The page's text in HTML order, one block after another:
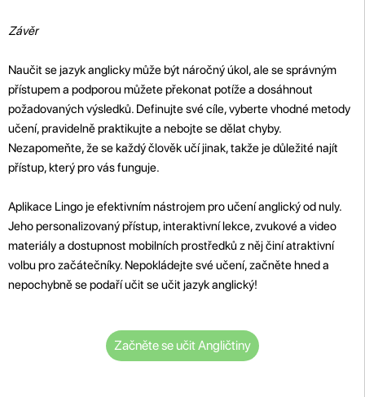
Závěr
Naučit se jazyk anglicky může být náročný úkol, ale se správným
přístupem a podporou můžete překonat potíže a dosáhnout
požadovaných výsledků. Definujte své cíle, vyberte vhodné metody
učení, pravidelně praktikujte a nebojte se dělat chyby.
Nezapomeňte, že se každý člověk učí jinak, takže je důležité najít
přístup, který pro vás funguje.
Aplikace Lingo je efektivním nástrojem pro učení anglický od nuly.
Jeho personalizovaný přístup, interaktivní lekce, zvukové a video
materiály a dostupnost mobilních prostředků z něj činí atraktivní
volbu pro začátečníky. Nepokládejte své učení, začněte hned a
nepochybně se podaří učit se učit jazyk anglický!
Začněte se učit Angličtiny